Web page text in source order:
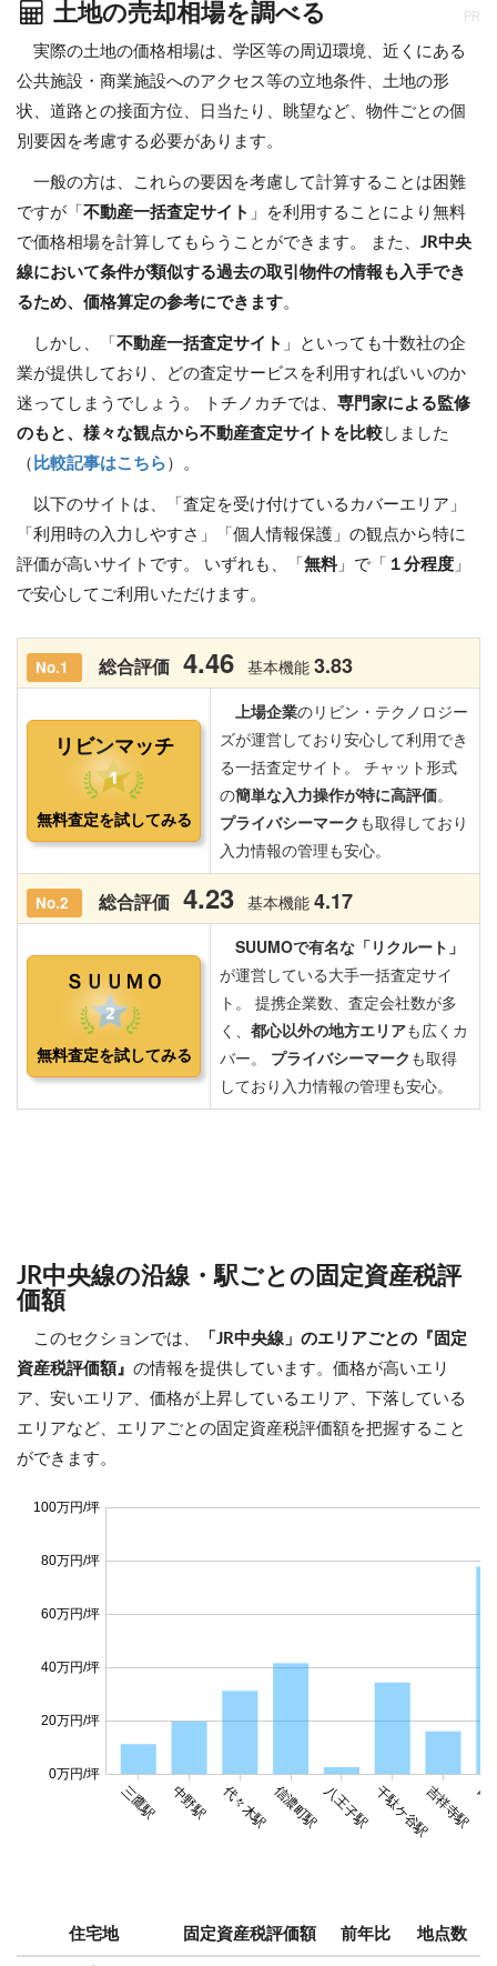
土地の売却相場を調べる PR
実際の土地の価格相場は、学区等の周辺環境、近くにある
公共施設・商業施設へのアクセス等の立地条件、土地の形
状、道路との接面方位、日当たり、眺望など、物件ごとの個
別要因を考慮する必要があります。
一般の方は、これらの要因を考慮して計算することは困難
ですが「 不動産一括査定サイト 」を利用することにより無料
で価格相場を計算してもらうことができます。 また、 JR中央
線において条件が類似する過去の取引物件の情報も入手でき
るため、価格算定の参考にできます。
しかし、「 不動産一括査定サイト 」といっても十数社の企
業が提供しており、どの査定サービスを利用すればいいのか
迷ってしまうでしょう。 トチノカチでは、 専門家による監修
のもと、様々な観点から不動産査定サイトを比較 しました
（ 比較記事はこちら ）。
以下のサイトは、「査定を受け付けているカバーエリア」
「利用時の入力しやすさ」「個人情報保護」の観点から特に
評価が高いサイトです。 いずれも、「 無料」で「 １分程度 」
で安心してご利用いただけます。
JR中央線の沿線・駅ごとの固定資産税評
価額
このセクションでは、
「JR中央線」のエリアごとの『固定
資産税評価額』 の情報を提供しています。価格が高いエリ
ア、安いエリア、価格が上昇しているエリア、下落している
エリアなど、エリアごとの固定資産税評価額を把握すること
ができます。
三鷹駅 中野駅 代々木駅信濃町駅八王子駅 千駄ケ谷駅吉祥寺駅
0万円/坪
20万円/坪
40万円/坪
60万円/坪
80万円/坪
100万円/坪
住宅地 固定資産税評価額 前年比 地点数